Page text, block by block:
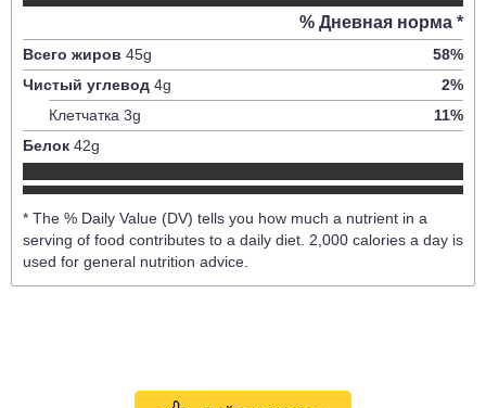
% Дневная норма *
Всего жиров 45g 58%
Чистый углевод 4g 2%
Клетчатка 3g 11%
Белок 42g
* The % Daily Value (DV) tells you how much a nutrient in a
serving of food contributes to a daily diet. 2,000 calories a day is
used for general nutrition advice.